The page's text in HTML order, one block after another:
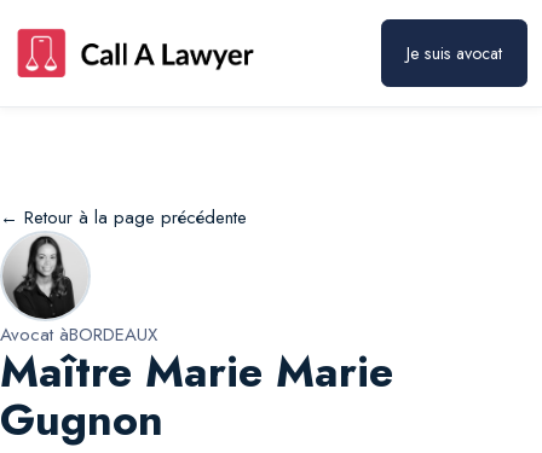
Je suis avocat
← Retour à la page précédente
Avocat àBORDEAUX
Maître Marie Marie
Gugnon